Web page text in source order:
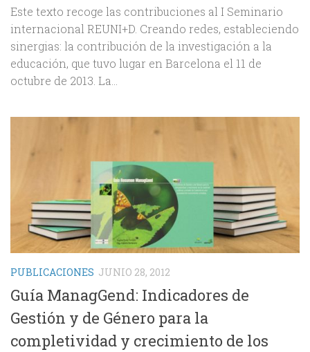
Este texto recoge las contribuciones al I Seminario
internacional REUNI+D. Creando redes, estableciendo
sinergias: la contribución de la investigación a la
educación, que tuvo lugar en Barcelona el 11 de
octubre de 2013. La...
PUBLICACIONES JUNIO 28, 2012
Guía ManagGend: Indicadores de
Gestión y de Género para la
completividad y crecimiento de los